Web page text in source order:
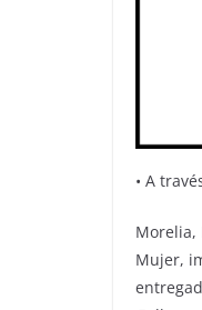
•⁠ ⁠A
Morelia,
Mujer,